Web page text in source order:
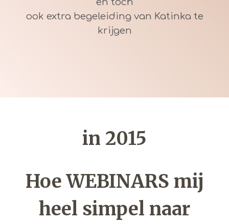
en toch
ook extra begeleiding van Katinka te
krijgen
in 2015
Hoe WEBINARS mij
heel simpel naar